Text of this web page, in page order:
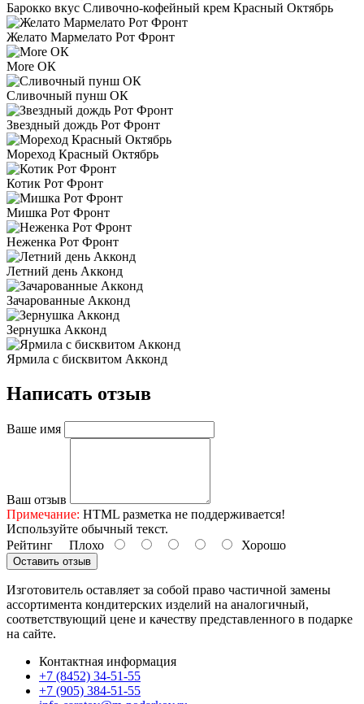
Барокко вкус Сливочно-кофейный крем Красный Октябрь
Желато Мармелато Рот Фронт
More ОК
Сливочный пунш ОК
Звездный дождь Рот Фронт
Мореход Красный Октябрь
Котик Рот Фронт
Мишка Рот Фронт
Неженка Рот Фронт
Летний день Акконд
Зачарованные Акконд
Зернушка Акконд
Ярмила с бисквитом Акконд
Написать отзыв
Ваше имя
Ваш отзыв
Примечание: HTML разметка не поддерживается!
Используйте обычный текст.
Рейтинг Плохо Хорошо
Оставить отзыв
Изготовитель оставляет за собой право частичной замены
ассортимента кондитерских изделий на аналогичный,
соответствующий цене и качеству представленного в подарке
на сайте.
Контактная информация
+7 (8452) 34-51-55
+7 (905) 384-51-55